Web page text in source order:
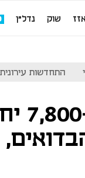
שוק נדל"ן
התחדשות עירונית